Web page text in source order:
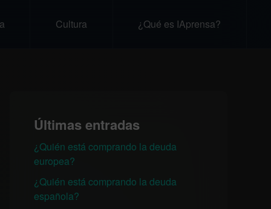
Cultura ¿Qué es IAprensa?
Últimas entradas
¿Quién está comprando la deuda
europea?
¿Quién está comprando la deuda
española?